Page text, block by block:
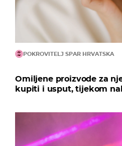
POKROVITELJ SPAR HRVATSKA
Omiljene proizvode za
kupiti i usput, tijekom